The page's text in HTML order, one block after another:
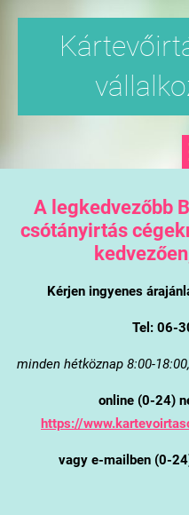
A legkedvezőbb
csótányirtás
Kérjen ingyenes
Tel: 06-
minden hétköznap 8:00-
online (0-24)
https://
vagy e-mailben (0-